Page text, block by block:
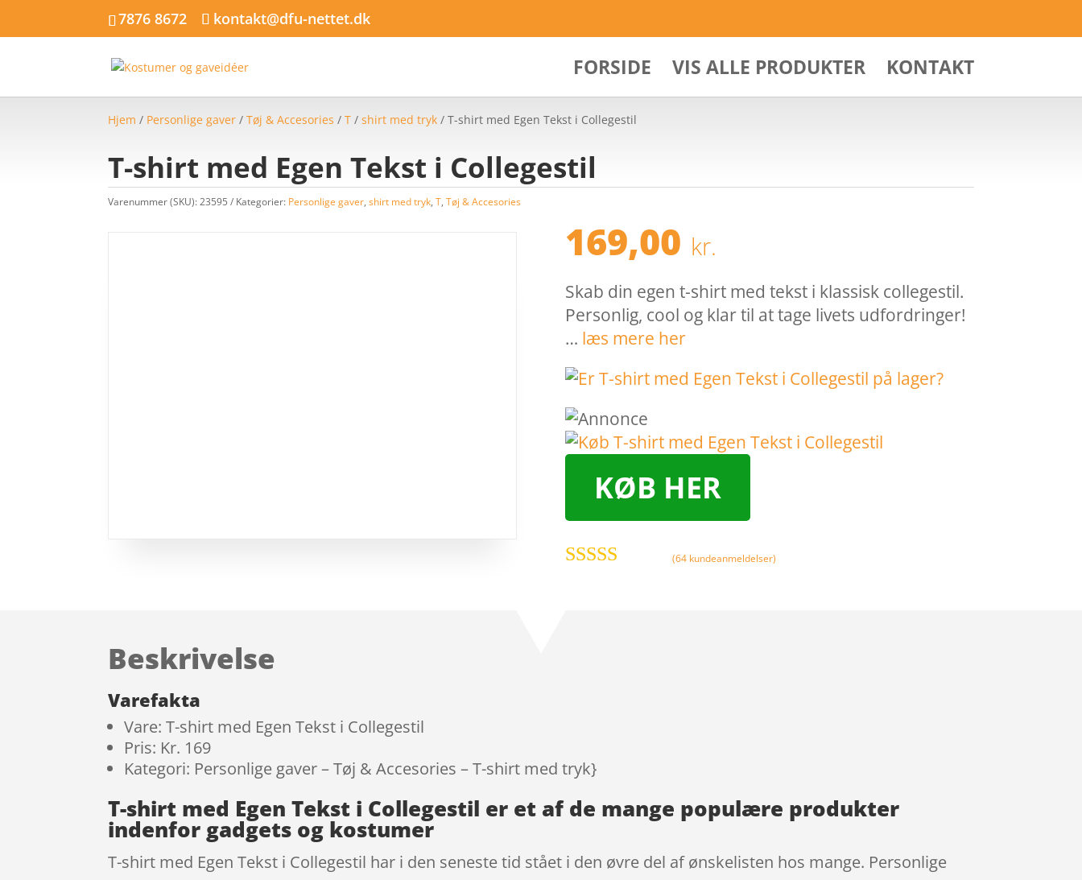
7876 8672 kontakt@dfu-nettet.dk
FORSIDE VIS ALLE PRODUKTER KONTAKT
Hjem / Personlige gaver /Tøj & Accesories /T /shirt med tryk / T-shirt med Egen Tekst i Collegestil
T-shirt med Egen Tekst i Collegestil
Varenummer (SKU):23595 Kategorier: Personlige gaver,shirt med tryk,T,Tøj & Accesories
169,00 kr.
Skab din egen t-shirt med tekst i klassisk collegestil.
Personlig, cool og klar til at tage livets udfordringer!
… læs mere her
KØB HER
(64 kundeanmeldelser)
Beskrivelse
Varefakta
Vare: T-shirt med Egen Tekst i Collegestil
Pris: Kr. 169
Kategori: Personlige gaver – Tøj & Accesories – T-shirt med tryk}
T-shirt med Egen Tekst i Collegestil er et af de mange populære produkter
indenfor gadgets og kostumer
T-shirt med Egen Tekst i Collegestil har i den seneste tid stået i den øvre del af ønskelisten hos mange. Personlige